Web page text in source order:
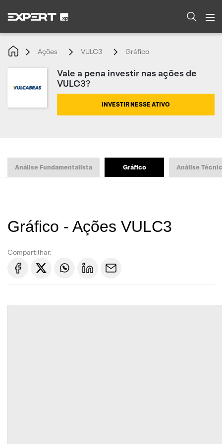
Ações VULC3 Gráfico
Vale a pena investir nas ações de
VULC3?
INVESTIR NESSE ATIVO
Análise Fundamentalista Gráfico Análise
Gráfico - Ações VULC3
Compartilhar: